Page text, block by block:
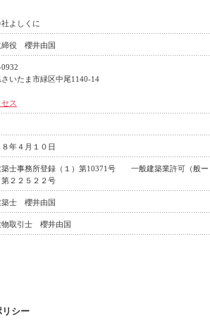
よしくに
締役 櫻井由国
いたま市緑区中尾1140-14
ス
年４月１０日
築士事務所登録（１）第10371号 一般建築業許可（
第２２５２２号
築士 櫻井由国
物取引士 櫻井由国
リシー